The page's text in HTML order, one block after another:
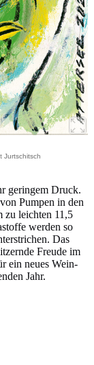
Jurtschitsch
geringem Druck.
Pumpen in den
zu leichten 11,5
werden so
Das
Freude im
ein neues Wein-
Jahr.